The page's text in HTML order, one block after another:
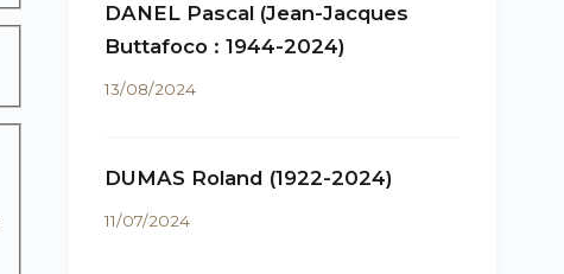
DANEL Pascal (Jean-Jacques
Buttafoco : 1944-2024)
13/08/2024
DUMAS Roland (1922-2024)
11/07/2024